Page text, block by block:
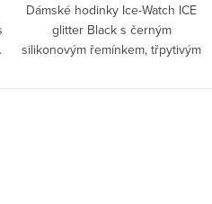
Dámské hodinky Ice-Watch ICE
glitter Black s černým
silikonovým řemínkem, třpytivým